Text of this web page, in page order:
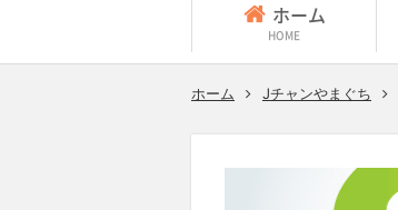
ホーム
HOME
ホーム Jチャンやまぐち